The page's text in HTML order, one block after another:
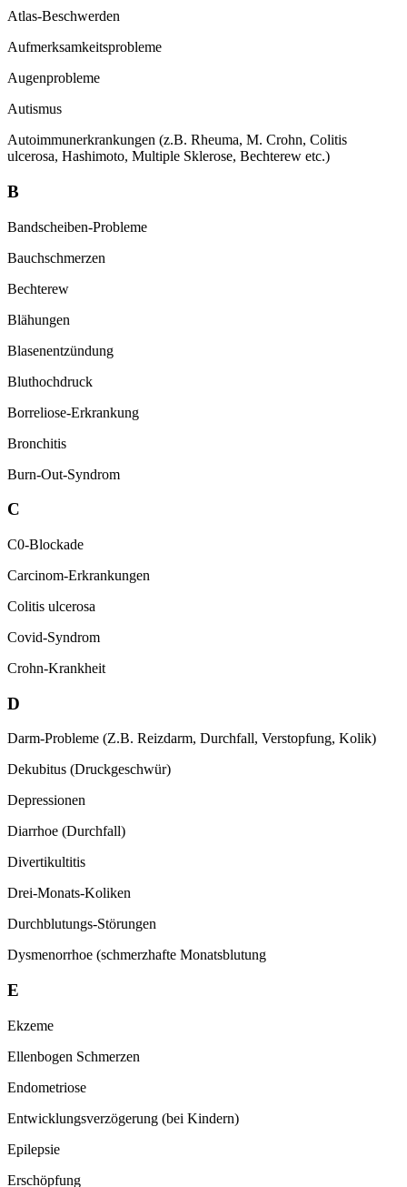
Atlas-Beschwerden
Aufmerksamkeitsprobleme
Augenprobleme
Autismus
Autoimmunerkrankungen (z.B. Rheuma, M. Crohn, Colitis
ulcerosa, Hashimoto, Multiple Sklerose, Bechterew etc.)
B
Bandscheiben-Probleme
Bauchschmerzen
Bechterew
Blähungen
Blasenentzündung
Bluthochdruck
Borreliose-Erkrankung
Bronchitis
Burn-Out-Syndrom
C
C0-Blockade
Carcinom-Erkrankungen
Colitis ulcerosa
Covid-Syndrom
Crohn-Krankheit
D
Darm-Probleme (Z.B. Reizdarm, Durchfall, Verstopfung, Kolik)
Dekubitus (Druckgeschwür)
Depressionen
Diarrhoe (Durchfall)
Divertikultitis
Drei-Monats-Koliken
Durchblutungs-Störungen
Dysmenorrhoe (schmerzhafte Monatsblutung
E
Ekzeme
Ellenbogen Schmerzen
Endometriose
Entwicklungsverzögerung (bei Kindern)
Epilepsie
Erschöpfung